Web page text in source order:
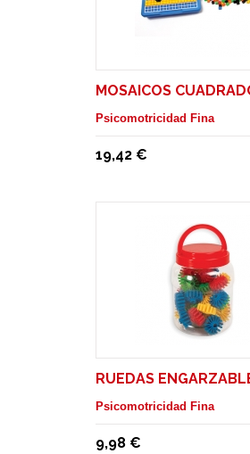
MOSAICOS
Psicomotricidad Fina
19,42 €
RUEDAS
Psicomotricidad Fina
9,98 €